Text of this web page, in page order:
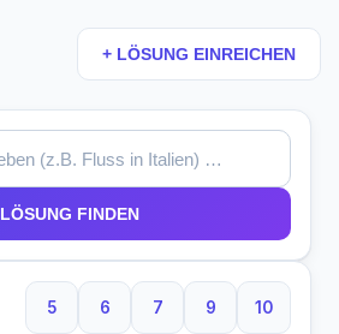
+ LÖSUNG EINREICHEN
LÖSUNG FINDEN
5
5 Buchstaben
6
6 Buchstaben
7
7 Buchstaben
9
9 Buchstaben
10
10